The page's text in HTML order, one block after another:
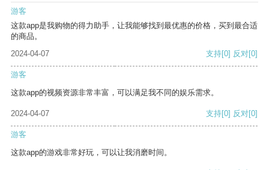
游客
这款app是我购物的得力助手，让我能够找到最优惠的价格，买到最合适
的商品。
2024-04-07
支持[0] 反对[0]
游客
这款app的视频资源非常丰富，可以满足我不同的娱乐需求。
2024-04-07 支持[0] 反对[0]
游客
这款app的游戏非常好玩，可以让我消磨时间。